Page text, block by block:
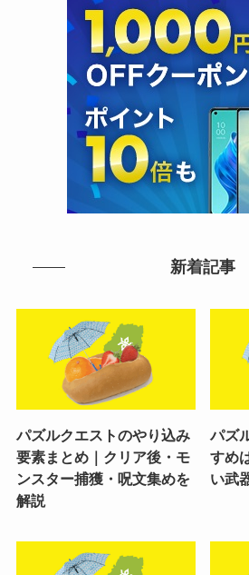
新着記事
パズルクエストのやり込み
要素まとめ｜クリア後・モ
ンスター捕獲・呪文集めを
解説
パズ
すめ
い武